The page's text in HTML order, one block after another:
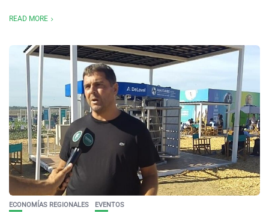
READ MORE
ECONOMÍAS REGIONALES EVENTOS